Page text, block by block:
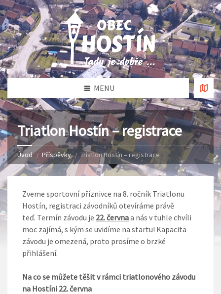
MENU
Triatlon Hostín – registrace
Úvod Příspěvky Triatlon Hostín – registrace
Zveme sportovní příznivce na 8. ročník Triatlonu
Hostín, registraci závodníků otevíráme právě
teď. Termín závodu je 22. červnaa nás v tuhle chvíli
moc zajímá, s kým se uvidíme na startu! Kapacita
závodu je omezená, proto prosíme o brzké
přihlášení.
Na co se můžete těšit v rámci triatlonového závodu
na Hostíni 22. června